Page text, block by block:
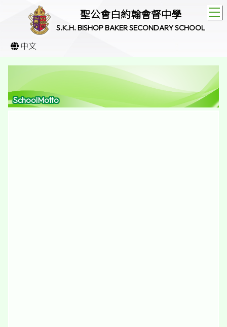
聖公會白約翰會督中學
S.K.H. BISHOP BAKER SECONDARY SCHOOL
中文
SchoolMotto